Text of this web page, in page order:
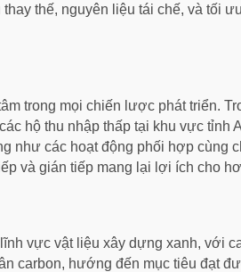
thế, nguyên liệu tái chế, và tối
trong mọi chiến lược phát triển.
hộ thu nhập thấp tại khu vực tỉnh
như các hoạt động phối hợp cùng
và gián tiếp mang lại lợi ích cho
vực vật liệu xây dựng xanh, với
carbon, hướng đến mục tiêu đạt